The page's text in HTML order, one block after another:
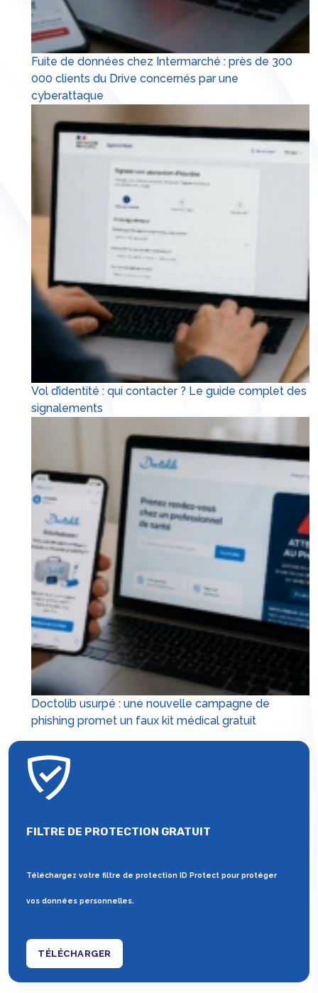
Fuite de données chez Intermarché : près de 300
000 clients du Drive concernés par une
cyberattaque
Vol d’identité : qui contacter ? Le guide complet des
signalements
Doctolib usurpé : une nouvelle campagne de
phishing promet un faux kit médical gratuit
FILTRE DE PROTECTION GRATUIT
Téléchargez votre filtre de protection ID Protect pour protéger
vos données personnelles.
TÉLÉCHARGER